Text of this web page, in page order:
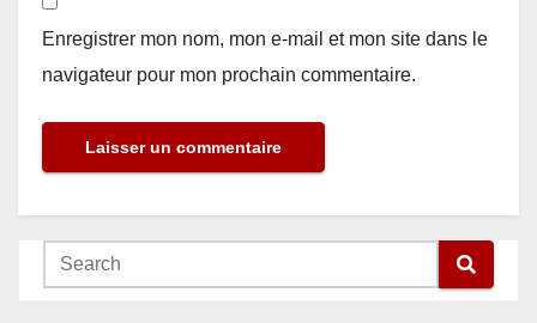
Enregistrer mon nom, mon e-mail et mon site dans le
navigateur pour mon prochain commentaire.